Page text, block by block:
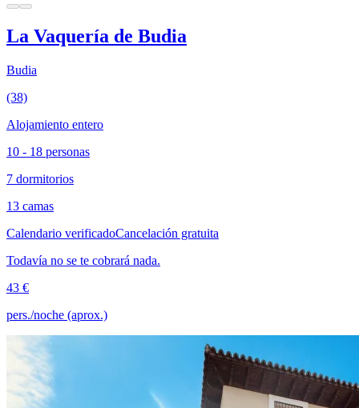
La Vaquería de Budia
Budia
(38)
Alojamiento entero
10 - 18 personas
7 dormitorios
13 camas
Calendario verificadoCancelación gratuita
Todavía no se te cobrará nada.
43 €
pers./noche (aprox.)